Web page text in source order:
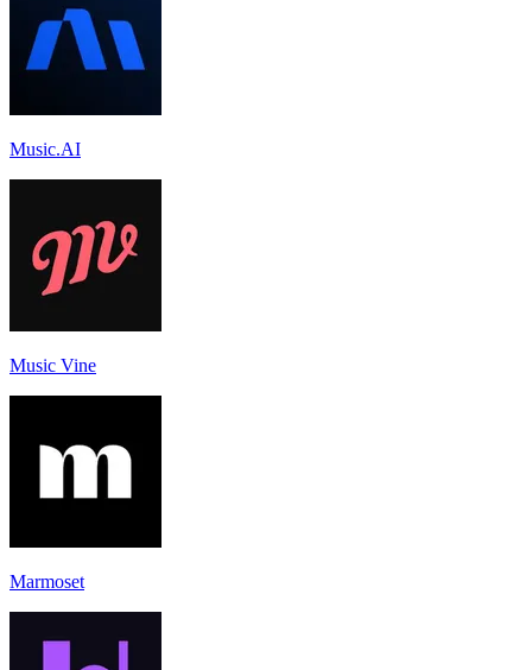
Music.AI
Music Vine
Marmoset